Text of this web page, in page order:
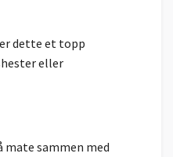
dette et topp
eller
mate sammen med